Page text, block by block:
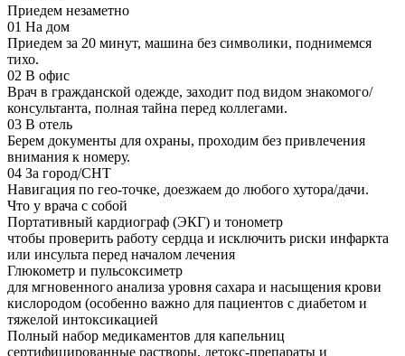
Приедем незаметно
01 На дом
Приедем за 20 минут, машина без символики, поднимемся
тихо.
02 В офис
Врач в гражданской одежде, заходит под видом знакомого/
консультанта, полная тайна перед коллегами.
03 В отель
Берем документы для охраны, проходим без привлечения
внимания к номеру.
04 За город/СНТ
Навигация по гео-точке, доезжаем до любого хутора/дачи.
Что у врача с собой
Портативный кардиограф (ЭКГ) и тонометр
чтобы проверить работу сердца и исключить риски инфаркта
или инсульта перед началом лечения
Глюкометр и пульсоксиметр
для мгновенного анализа уровня сахара и насыщения крови
кислородом (особенно важно для пациентов с диабетом и
тяжелой интоксикацией
Полный набор медикаментов для капельниц
сертифицированные растворы, детокс-препараты и